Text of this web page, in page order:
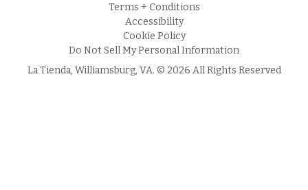
Terms + Conditions
Accessibility
Cookie Policy
Do Not Sell My Personal Information
La Tienda, Williamsburg, VA. © 2026 All Rights Reserved